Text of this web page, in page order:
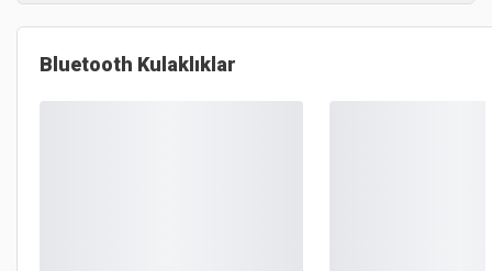
Bluetooth Kulaklıklar